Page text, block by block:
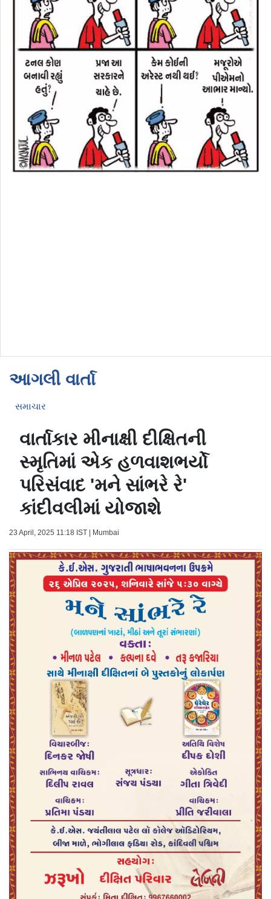
આગલી વાર્તા
સમાચાર
વાર્તાકાર મીનાક્ષી દીક્ષિતની
સ્મૃતિમાં એક હળવાશભર્યો
પરિસંવાદ 'મને સાંભરે રે'
કાંદીવલીમાં યોજાશે
23 April, 2025 11:18 IST | Mumbai